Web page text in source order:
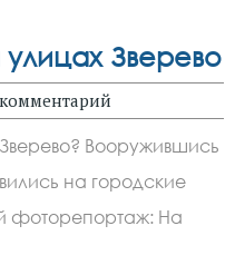
Зверево
Вооружившись
на городские
фоторепортаж: На